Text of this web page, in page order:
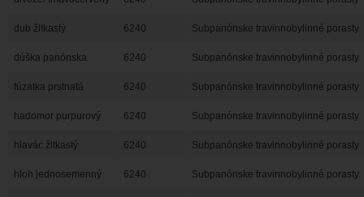
dub žltkastý 6240 Subpanónske travinnobylinné porasty
dúška panónska 6240 Subpanónske travinnobylinné porasty
fúzatka prstnatá 6240 Subpanónske travinnobylinné porasty
hadomor purpurový 6240 Subpanónske travinnobylinné porasty
hlavác žltkastý 6240 Subpanónske travinnobylinné porasty
hloh jednosemenný 6240 Subpanónske travinnobylinné porasty